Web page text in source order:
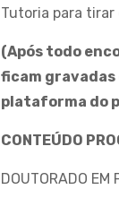
Tutoria para tirar
(Após todo
ficam gravadas
plataforma do
CONTEÚDO
DOUTORADO EM